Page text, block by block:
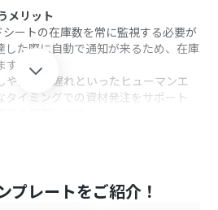
メリット
ートの在庫数を常に監視する必要が
した際に自動で通知が来るため、在庫
す
や通知の遅れといったヒューマンエ
タイミングでの資材発注をサポート
スプレッドシートを選択し、
」というアクションを設定します
プレートをご紹介！